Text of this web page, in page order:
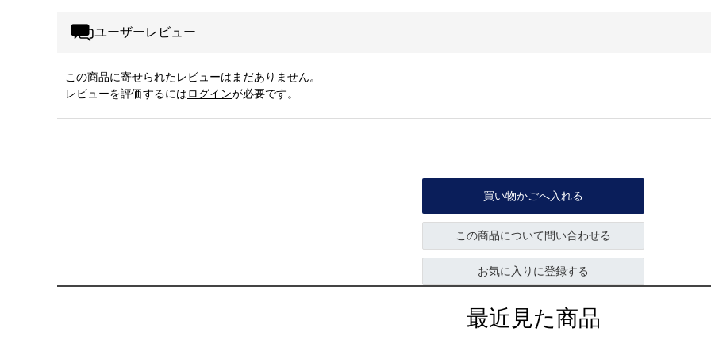
ユーザーレビュー
この商品に寄せられたレビューはまだありません。
レビューを評価するにはログインが必要です。
買い物かごへ入れる
この商品について問い合わせる
お気に入りに登録する
最近見た商品